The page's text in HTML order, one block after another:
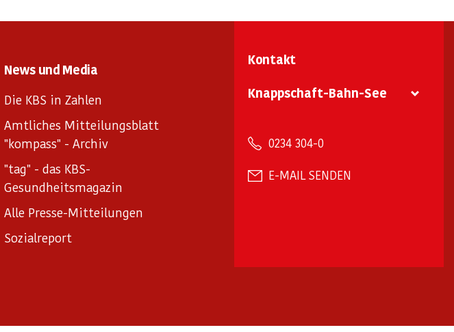
News und Media
Die KBS in Zahlen
Amtliches Mitteilungsblatt
"kompass" - Archiv
"tag" - das KBS-
Gesundheitsmagazin
Alle Presse-Mitteilungen
Sozialreport
Kontakt
Knappschaft-Bahn-See
0234 304-0
E-MAIL SENDEN